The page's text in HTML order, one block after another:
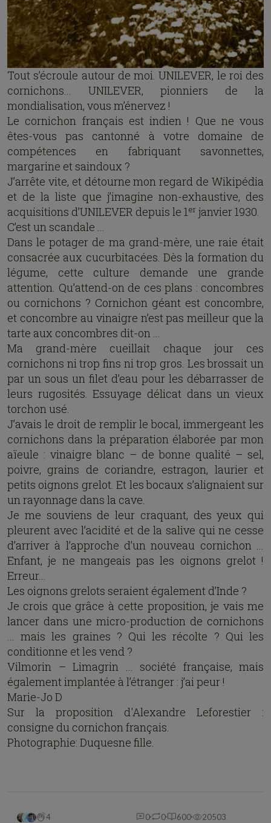
Tout s’écroule autour de moi. UNILEVER, le roi des
cornichons... UNILEVER, pionniers de la
mondialisation, vous m’énervez !
Le cornichon français est indien ! Que ne vous
êtes-vous pas cantonné à votre domaine de
compétences en fabriquant savonnettes,
margarine et saindoux ?
J’arrête vite, et détourne mon regard de Wikipédia
et de la liste que j’imagine non-exhaustive, des
acquisitions d’UNILEVER depuis le 1er janvier 1930.
C’est un scandale ...
Dans le potager de ma grand-mère, une raie était
consacrée aux cucurbitacées. Dès la formation du
légume, cette culture demande une grande
attention. Qu’attend-on de ces plans : concombres
ou cornichons ? Cornichon géant est concombre,
et concombre au vinaigre n’est pas meilleur que la
tarte aux concombres dit-on ...
Ma grand-mère cueillait chaque jour ces
cornichons ni trop fins ni trop gros. Les brossait un
par un sous un filet d’eau pour les débarrasser de
leurs rugosités. Essuyage délicat dans un vieux
torchon usé.
J’avais le droit de remplir le bocal, immergeant les
cornichons dans la préparation élaborée par mon
aïeule : vinaigre blanc – de bonne qualité – sel,
poivre, grains de coriandre, estragon, laurier et
petits oignons grelot. Et les bocaux s’alignaient sur
un rayonnage dans la cave.
Je me souviens de leur craquant, des yeux qui
pleurent avec l’acidité et de la salive qui ne cesse
d’arriver à l’approche d’un nouveau cornichon ...
Enfant, je ne mangeais pas les oignons grelot !
Erreur...
Les oignons grelots seraient également d’Inde ?
Je crois que grâce à cette proposition, je vais me
lancer dans une micro-production de cornichons
... mais les graines ? Qui les récolte ? Qui les
conditionne et les vend ?
Vilmorin – Limagrin ... société française, mais
également implantée à l’étranger : j’ai peur !
Marie-Jo D
Sur la proposition d'Alexandre Leforestier :
consigne du cornichon français.
Photographie: Duquesne fille.
4 0 0 600 20503